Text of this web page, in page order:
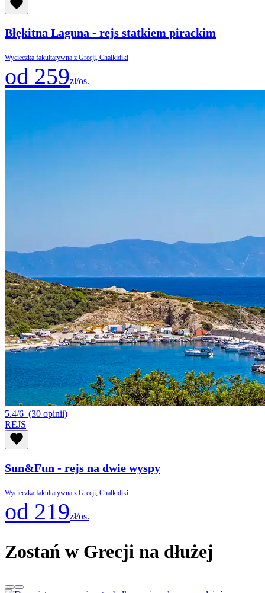
Błękitna Laguna - rejs statkiem pirackim
Wycieczka fakultatywna z Grecji, Chalkidiki
od 259zł/os.
5.4/6 (30 opinii)
REJS
Sun&Fun - rejs na dwie wyspy
Wycieczka fakultatywna z Grecji, Chalkidiki
od 219zł/os.
Zostań w Grecji na dłużej